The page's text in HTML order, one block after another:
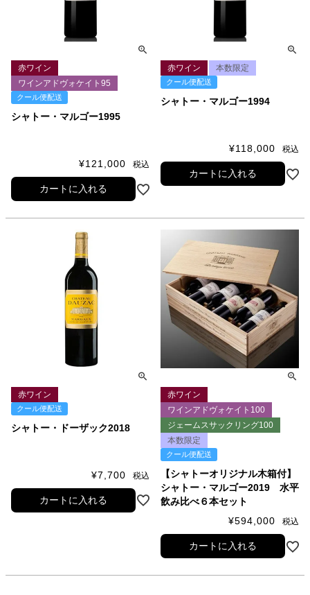
シャトー・マルゴー1995
赤ワイン
ワインアドヴォケイト95
クール便配送
¥121,000 税込
カートに入れる
シャトー・マルゴー1994
赤ワイン 本数限定
クール便配送
¥118,000 税込
カートに入れる
シャトー・ドーザック2018
赤ワイン
クール便配送
¥7,700 税込
カートに入れる
【シャトーオリジナル木箱付】
シャトー・マルゴー2019 水平
飲み比べ６本セット
赤ワイン
ワインアドヴォケイト100
ジェームスサックリング100
本数限定
クール便配送
¥594,000 税込
カートに入れる